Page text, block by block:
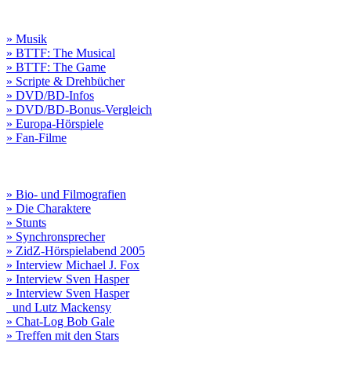
» Musik
» BTTF: The Musical
» BTTF: The Game
» Scripte & Drehbücher
» DVD/BD-Infos
» DVD/BD-Bonus-Vergleich
» Europa-Hörspiele
» Fan-Filme
» Bio- und Filmografien
» Die Charaktere
» Stunts
» Synchronsprecher
» ZidZ-Hörspielabend 2005
» Interview Michael J. Fox
» Interview Sven Hasper
» Interview Sven Hasper
und Lutz Mackensy
» Chat-Log Bob Gale
» Treffen mit den Stars